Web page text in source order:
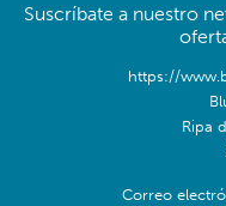
Suscríbate a nuestro
https://
Ripa
Correo